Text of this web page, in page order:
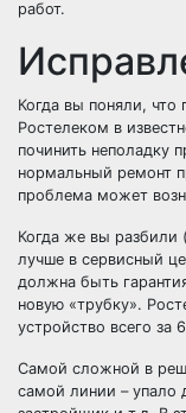
работ.
Когда вы поняли, что
Ростелеком в
починить неполадку
нормальный ремонт
проблема может
Когда же вы разбили
лучше в сервисный
должна быть
новую «трубку».
устройство всего за
Самой сложной в
самой линии – упало